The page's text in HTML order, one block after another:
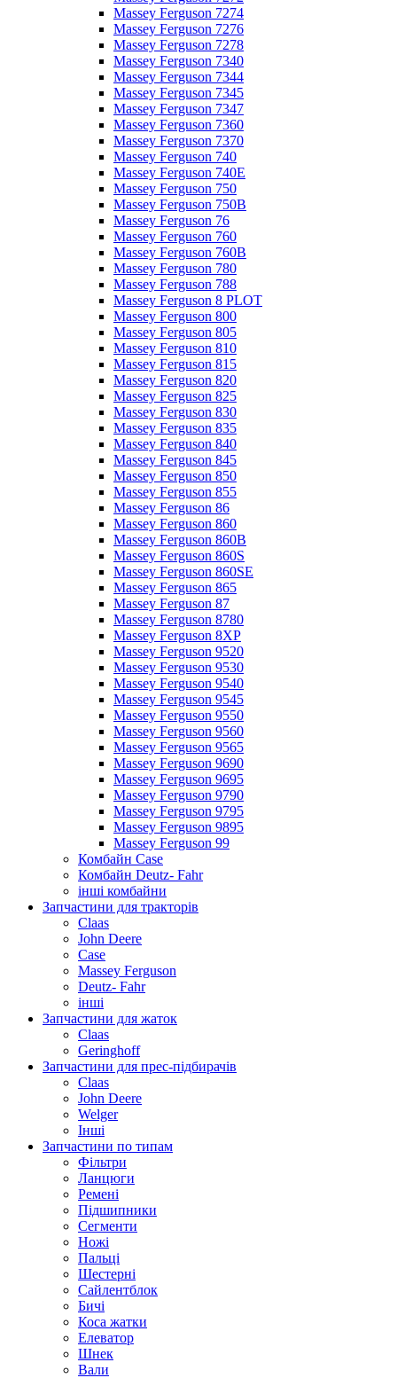
Massey Ferguson 7274
Massey Ferguson 7276
Massey Ferguson 7278
Massey Ferguson 7340
Massey Ferguson 7344
Massey Ferguson 7345
Massey Ferguson 7347
Massey Ferguson 7360
Massey Ferguson 7370
Massey Ferguson 740
Massey Ferguson 740E
Massey Ferguson 750
Massey Ferguson 750B
Massey Ferguson 76
Massey Ferguson 760
Massey Ferguson 760B
Massey Ferguson 780
Massey Ferguson 788
Massey Ferguson 8 PLOT
Massey Ferguson 800
Massey Ferguson 805
Massey Ferguson 810
Massey Ferguson 815
Massey Ferguson 820
Massey Ferguson 825
Massey Ferguson 830
Massey Ferguson 835
Massey Ferguson 840
Massey Ferguson 845
Massey Ferguson 850
Massey Ferguson 855
Massey Ferguson 86
Massey Ferguson 860
Massey Ferguson 860B
Massey Ferguson 860S
Massey Ferguson 860SE
Massey Ferguson 865
Massey Ferguson 87
Massey Ferguson 8780
Massey Ferguson 8XP
Massey Ferguson 9520
Massey Ferguson 9530
Massey Ferguson 9540
Massey Ferguson 9545
Massey Ferguson 9550
Massey Ferguson 9560
Massey Ferguson 9565
Massey Ferguson 9690
Massey Ferguson 9695
Massey Ferguson 9790
Massey Ferguson 9795
Massey Ferguson 9895
Massey Ferguson 99
Комбайн Case
Комбайн Deutz- Fahr
інші комбайни
Запчастини для тракторів
Claas
John Deere
Case
Massey Ferguson
Deutz- Fahr
інші
Запчастини для жаток
Claas
Geringhoff
Запчастини для прес-підбирачів
Claas
John Deere
Welger
Інші
Запчастини по типам
Фільтри
Ланцюги
Ремені
Підшипники
Сегменти
Ножі
Пальці
Шестерні
Сайлентблок
Бичі
Коса жатки
Елеватор
Шнек
Вали